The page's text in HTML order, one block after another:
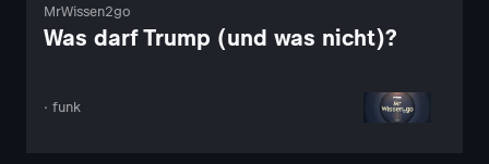
MrWissen2go
Was darf Trump (und was nicht)?
· funk